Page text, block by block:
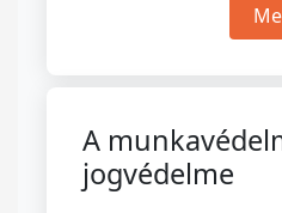
A
jogvédelme